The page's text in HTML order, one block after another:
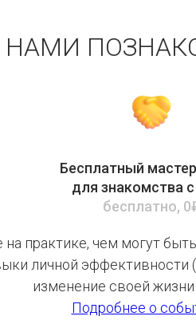
НАМИ
Бесплатный
для знакомства
бесплатно,
на практике, чем могут
личной эффективности
изменение своей
Подробнее о